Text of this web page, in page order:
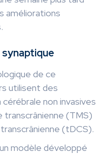
améliorations
de ce
utilisent des
non invasives
(TMS)
(tDCS).
modèle développé